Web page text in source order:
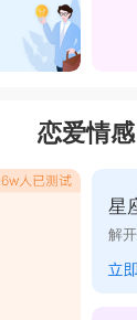
恋爱情感
星
解